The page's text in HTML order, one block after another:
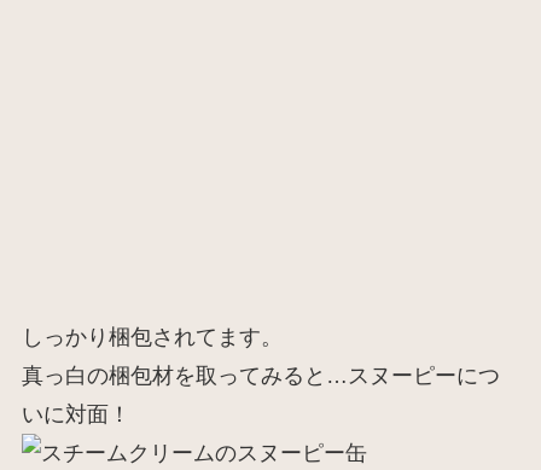
しっかり梱包されてます。
真っ白の梱包材を取ってみると…スヌーピーにつ
いに対面！